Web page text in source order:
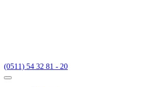
(0511) 54 32 81 - 20